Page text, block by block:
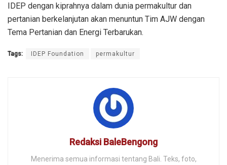
IDEP dengan kiprahnya dalam dunia permakultur dan
pertanian berkelanjutan akan menuntun Tim AJW dengan
Tema Pertanian dan Energi Terbarukan.
Tags: IDEP Foundation permakultur
Redaksi BaleBengong
Menerima semua informasi tentang Bali. Teks, foto,